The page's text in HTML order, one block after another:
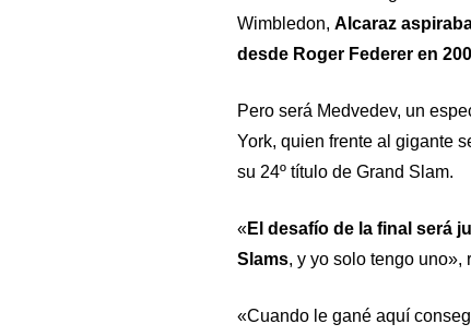
Wimbledon, Alcaraz
desde Roger Federer en
Pero será Medvedev, un
York, quien frente al gigante
su 24º título de Grand Slam.
«El desafío de la final será
Slams, y yo solo tengo uno»,
«Cuando le gané aquí